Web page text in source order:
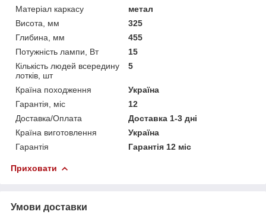
Матеріал каркасу
метал
Висота, мм
325
Глибина, мм
455
Потужність лампи, Вт
15
Кількість людей всередину
лотків, шт
5
Країна походження
Україна
Гарантія, міс
12
Доставка/Оплата
Доставка 1-3 дні
Країна виготовлення
Україна
Гарантія
Гарантія 12 міс
Приховати
Умови доставки